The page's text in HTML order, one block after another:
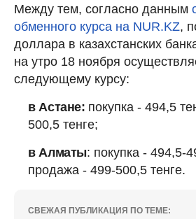
Между тем, согласно данным
обменного курса на NUR.KZ,
доллара в казахстанских
на утро 18 ноября
следующему курсу:
в Астане: покупка - 494,5
500,5 тенге;
в Алматы: покупка - 494,5-
продажа - 499-500,5 тенге.
СВЕЖАЯ ПУБЛИКАЦИЯ ПО ТЕМЕ: